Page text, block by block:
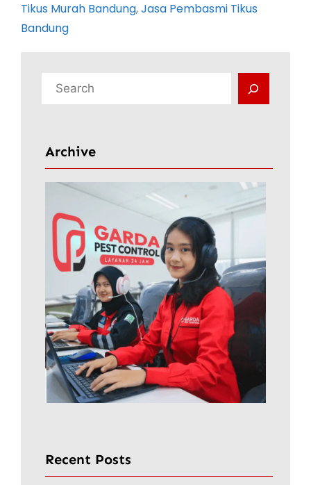
Tikus Murah Bandung, Jasa Pembasmi Tikus
Bandung
a
Archive
Recent Posts